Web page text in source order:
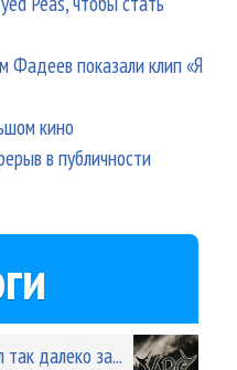
Фадеев показали клип «Я
кино
в публичности
далеко за...